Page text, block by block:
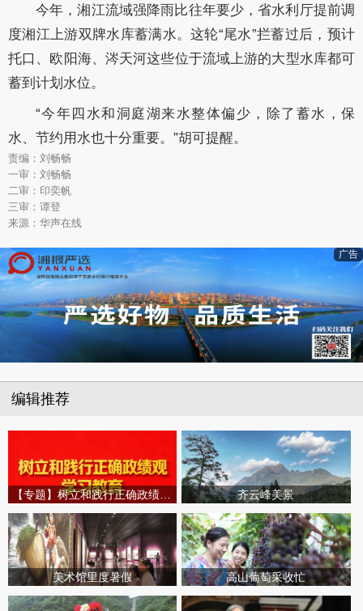
今年，湘江流域强降雨比往年要少，省水利厅提前调
度湘江上游双牌水库蓄满水。这轮“尾水”拦蓄过后，预计
托口、欧阳海、涔天河这些位于流域上游的大型水库都可
蓄到计划水位。
“今年四水和洞庭湖来水整体偏少，除了蓄水，保
水、节约用水也十分重要。”胡可提醒。
责编：刘畅畅
一审：刘畅畅
二审：印奕帆
三审：谭登
来源：华声在线
广告
编辑推荐
【专题】树立和践行正确政绩观学习教育 齐云峰美景
美术馆里度暑假 高山葡萄采收忙